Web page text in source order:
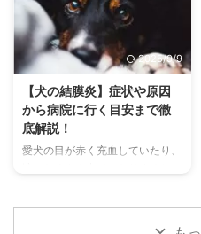
理解することは、愛チンチラとの
関係を深める上で非常に大切で
す。 この記事では、チンチラの
代表的な鳴き声の種類とその意味
鳴き声からわかるストレスや病気
のサイン、チンチラが鳴く理由を
理解して良好な関係を築くための
ヒントもご紹介します。 この記
ニ ...
2025/9/9
【犬の結膜炎】症状や原因
から病院に行く目安まで徹
底解説！
愛犬の目が赤く充血していたり、